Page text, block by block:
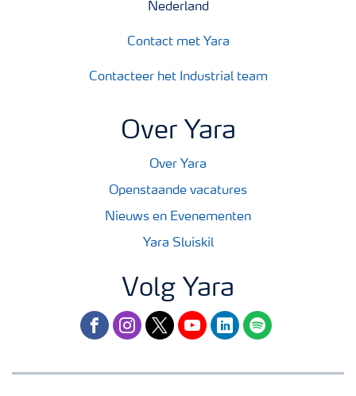
Nederland
Contact met Yara
Contacteer het Industrial team
Over Yara
Over Yara
Openstaande vacatures
Nieuws en Evenementen
Yara Sluiskil
Volg Yara
facebookinstagram
twitteryoutubelinkedinspotify